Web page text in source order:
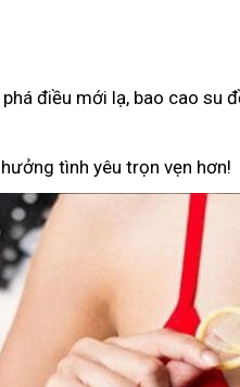
điều mới lạ, bao cao su
tình yêu trọn vẹn hơn!